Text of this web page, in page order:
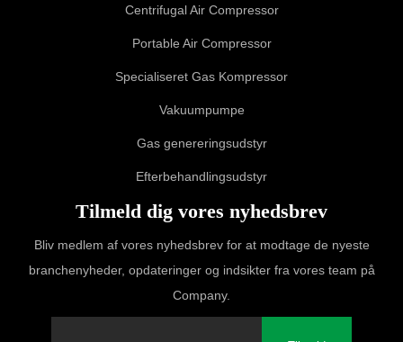
Centrifugal Air Compressor
Portable Air Compressor
Specialiseret Gas Kompressor
Vakuumpumpe
Gas genereringsudstyr
Efterbehandlingsudstyr
Tilmeld dig vores nyhedsbrev
Bliv medlem af vores nyhedsbrev for at modtage de nyeste
branchenyheder, opdateringer og indsikter fra vores team på
Company.